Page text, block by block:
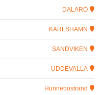
DALARÖ
KARLSHAMN
SANDVIKEN
UDDEVALLA
Hunnebostrand